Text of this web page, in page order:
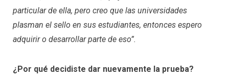
particular de ella, pero creo que las universidades
plasman el sello en sus estudiantes, entonces espero
adquirir o desarrollar parte de eso”.
¿Por qué decidiste dar nuevamente la prueba?